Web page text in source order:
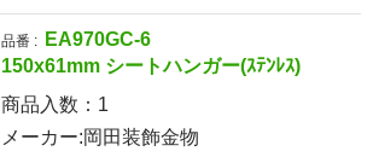
品番 :
EA970GC-6
150x61mm シートハンガー(ｽﾃﾝﾚｽ)
商品入数： 1
メーカー:岡田装飾金物